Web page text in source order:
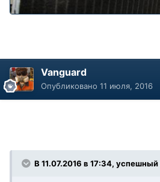
Vanguard
Опубликовано 11 июля, 2016
В 11.07.2016 в 17:34, успешный